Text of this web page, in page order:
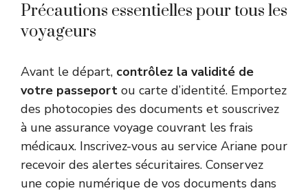
Précautions essentielles pour tous les
voyageurs
Avant le départ, contrôlez la validité de
votre passeport ou carte d’identité. Emportez
des photocopies des documents et souscrivez
à une assurance voyage couvrant les frais
médicaux. Inscrivez-vous au service Ariane pour
recevoir des alertes sécuritaires. Conservez
une copie numérique de vos documents dans